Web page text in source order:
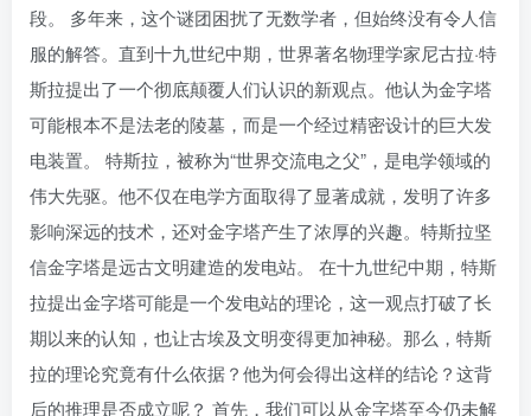
段。 多年来，这个谜团困扰了无数学者，但始终没有令人信
服的解答。直到十九世纪中期，世界著名物理学家尼古拉·特
斯拉提出了一个彻底颠覆人们认识的新观点。他认为金字塔
可能根本不是法老的陵墓，而是一个经过精密设计的巨大发
电装置。 特斯拉，被称为“世界交流电之父”，是电学领域的
伟大先驱。他不仅在电学方面取得了显著成就，发明了许多
影响深远的技术，还对金字塔产生了浓厚的兴趣。特斯拉坚
信金字塔是远古文明建造的发电站。 在十九世纪中期，特斯
拉提出金字塔可能是一个发电站的理论，这一观点打破了长
期以来的认知，也让古埃及文明变得更加神秘。那么，特斯
拉的理论究竟有什么依据？他为何会得出这样的结论？这背
后的推理是否成立呢？ 首先，我们可以从金字塔至今仍未解